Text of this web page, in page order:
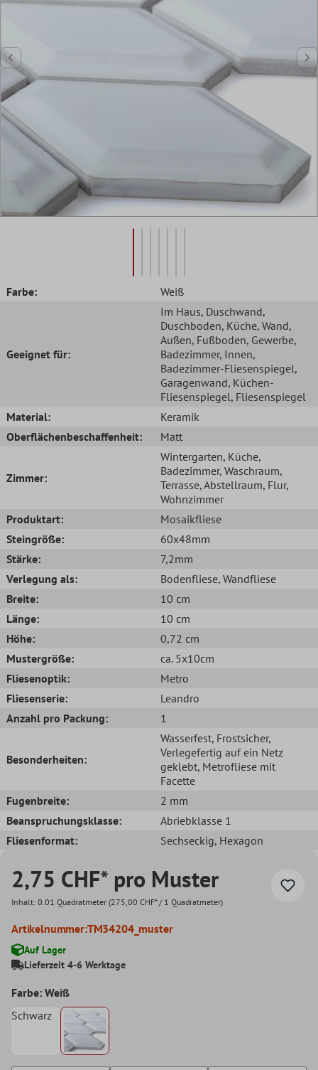
Farbe: Weiß
Geeignet für:
Im Haus, Duschwand,
Duschboden, Küche, Wand,
Außen, Fußboden, Gewerbe,
Badezimmer, Innen,
Badezimmer-Fliesenspiegel,
Garagenwand, Küchen-
Fliesenspiegel, Fliesenspiegel
Material:
Keramik
Oberflächenbeschaffenheit:
Matt
Zimmer:
Wintergarten, Küche,
Badezimmer, Waschraum,
Terrasse, Abstellraum, Flur,
Wohnzimmer
Produktart:
Mosaikfliese
Steingröße:
60x48mm
Stärke:
7,2mm
Verlegung als:
Bodenfliese, Wandfliese
Breite:
10 cm
Länge:
10 cm
Höhe:
0,72 cm
Mustergröße:
ca. 5x10cm
Fliesenoptik:
Metro
Fliesenserie:
Leandro
Anzahl pro Packung:
1
Besonderheiten:
Wasserfest, Frostsicher,
Verlegefertig auf ein Netz
geklebt, Metrofliese mit
Facette
Fugenbreite:
2 mm
Beanspruchungsklasse:
Abriebklasse 1
Fliesenformat:
Sechseckig, Hexagon
2,75 CHF* pro Muster
Inhalt: 0.01 Quadratmeter (275,00 CHF* / 1 Quadratmeter)
Artikelnummer:TM34204_muster
Auf Lager
Lieferzeit 4-6 Werktage
Farbe: Weiß
Schwarz